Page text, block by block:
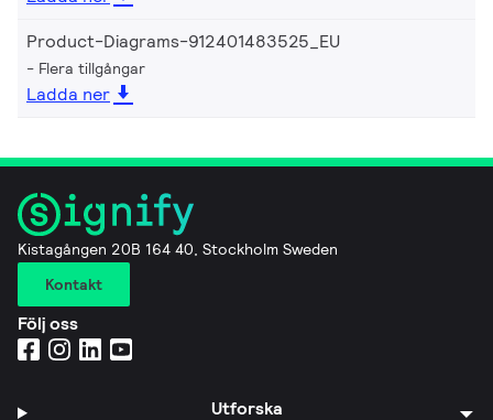
Product-Diagrams-912401483525_EU
Flera tillgångar
Ladda ner
Kistagången 20B 164 40, Stockholm Sweden
Kontakt
Följ oss
Utforska